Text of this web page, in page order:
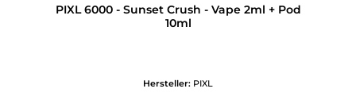
PIXL 6000 - Sunset Crush - Vape 2ml + Pod
10ml
Hersteller: PIXL